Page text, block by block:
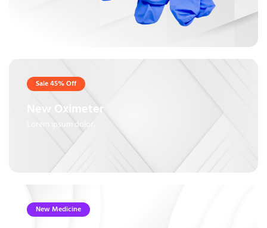
Sale 45% Off
New Oximeter
Lorem ipsum dolor.
New Medicine